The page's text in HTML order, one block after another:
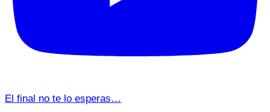
El final no te lo esperas…